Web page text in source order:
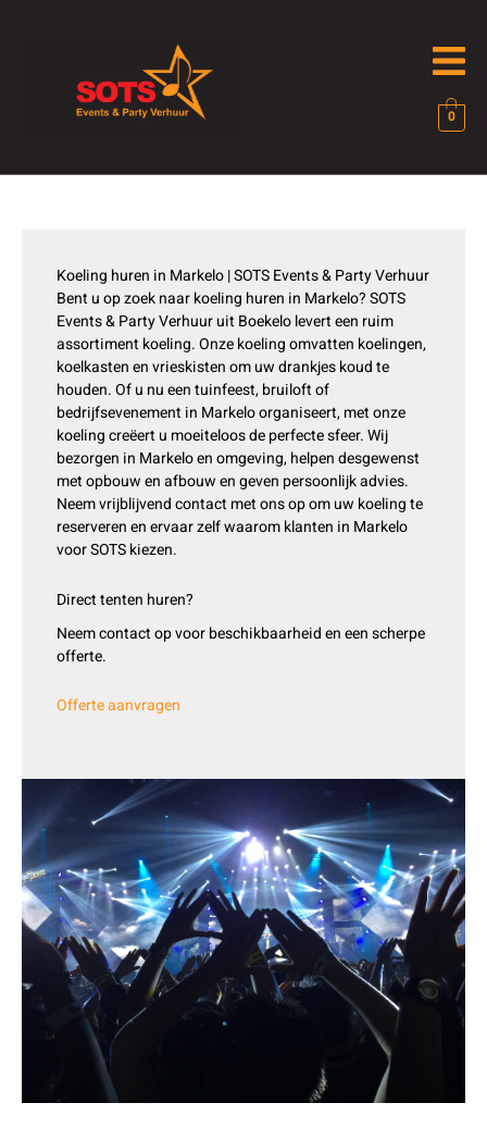
0
Koeling huren in Markelo | SOTS Events & Party Verhuur
Bent u op zoek naar koeling huren in Markelo? SOTS
Events & Party Verhuur uit Boekelo levert een ruim
assortiment koeling. Onze koeling omvatten koelingen,
koelkasten en vrieskisten om uw drankjes koud te
houden. Of u nu een tuinfeest, bruiloft of
bedrijfsevenement in Markelo organiseert, met onze
koeling creëert u moeiteloos de perfecte sfeer. Wij
bezorgen in Markelo en omgeving, helpen desgewenst
met opbouw en afbouw en geven persoonlijk advies.
Neem vrijblijvend contact met ons op om uw koeling te
reserveren en ervaar zelf waarom klanten in Markelo
voor SOTS kiezen.
Direct tenten huren?
Neem contact op voor beschikbaarheid en een scherpe
offerte.
Offerte aanvragen